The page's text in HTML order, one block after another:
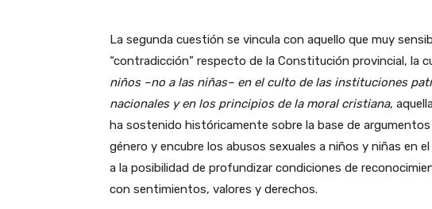
La segunda cuestión se vincula con aquello que muy
“contradicción” respecto de la Constitución provincial, la
niños –no a las niñas– en el culto de las instituciones
nacionales y en los principios de la moral cristiana,
ha sostenido históricamente sobre la base de
género y encubre los abusos sexuales a niños y niñas en
a la posibilidad de profundizar condiciones de
con sentimientos, valores y derechos.